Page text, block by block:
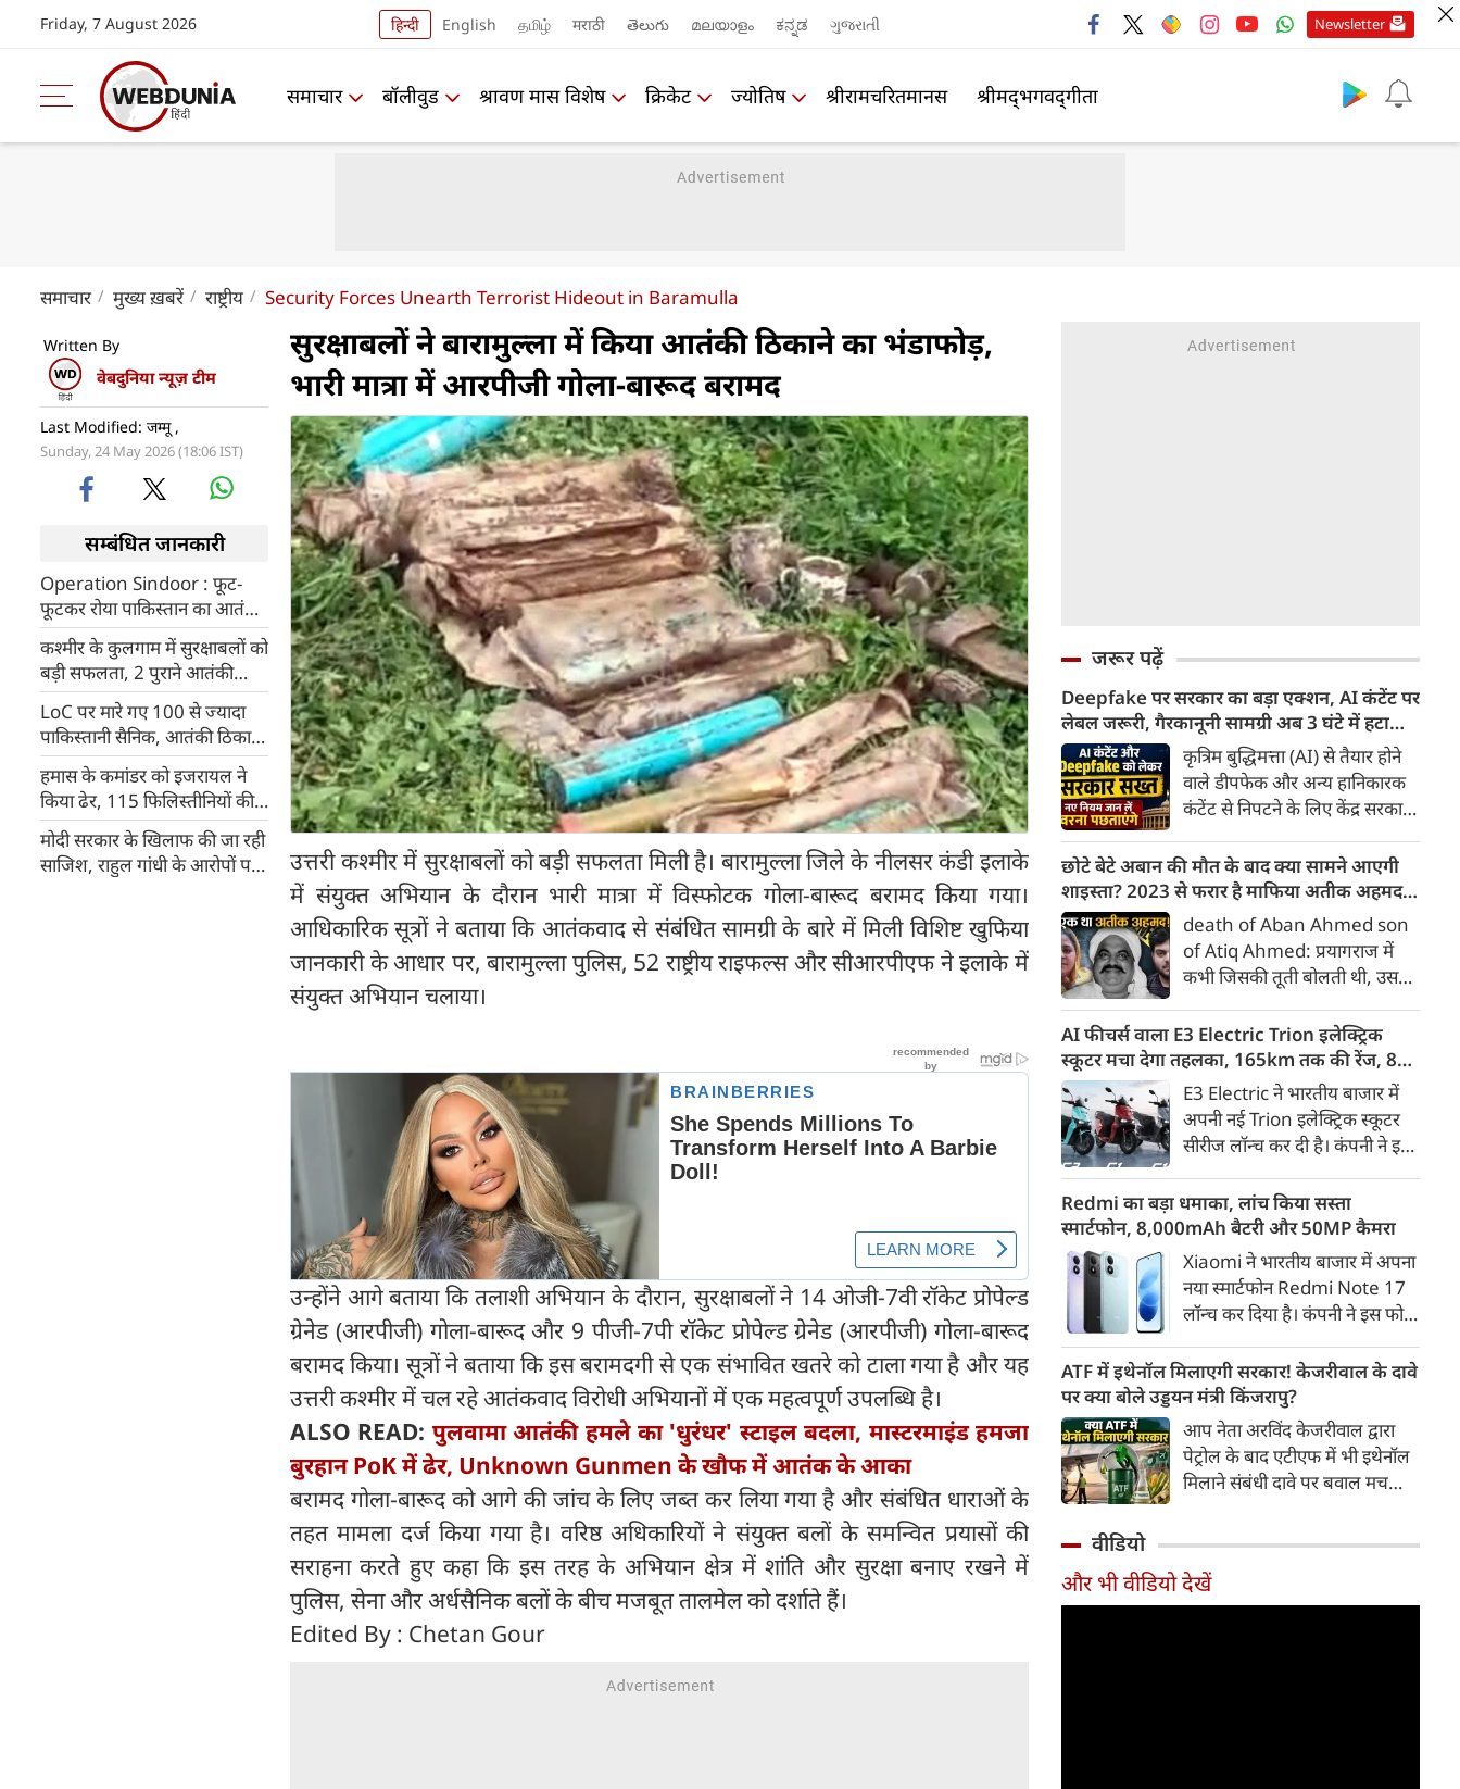
Friday, 7 August 2026 हिन्दी English தமிழ் मराठी తెలుగు മലയാളം ಕನ್ನಡ ગુજરાતી Newsletter
समाचार बॉलीवुड श्रावण मास विशेष क्रिकेट ज्योतिष श्रीरामचरितमानस श्रीमद्‍भगवद्‍गीता
समाचार मुख्य ख़बरें राष्ट्रीय Security Forces Unearth Terrorist Hideout in Baramulla
Written By
वेबदुनिया न्यूज़ टीम
Last Modified: जम्‍मू ,
Sunday, 24 May 2026 (18:06 IST)
सम्बंधित जानकारी
Operation Sindoor : फूट-
फूटकर रोया पाकिस्तान का आतंकी
मसूद अजहर, मारे गए परिवार के
10 लोग
कश्मीर के कुलगाम में सुरक्षाबलों को
बड़ी सफलता, 2 पुराने आतंकी
ठिकानों का भंडाफोड़
LoC पर मारे गए 100 से ज्यादा
पाकिस्तानी सैनिक, आतंकी ठिकाने
कैसे हुए तबाह, DGMO घई ने
बताई Operation Sindoor की
पूरी कहानी
हमास के कमांडर को इजरायल ने
किया ढेर, 115 फिलिस्तीनियों की
हत्या, 75 आतंकी ठिकाने तबाह
मोदी सरकार के खिलाफ की जा रही
साजिश, राहुल गांधी के आरोपों पर
सुरक्षाबलों ने बारामुल्‍ला में किया आतंकी ठिकाने का भंडाफोड़,
भारी मात्रा में आरपीजी गोला-बारूद बरामद
उत्तरी कश्मीर में सुरक्षाबलों को बड़ी सफलता मिली है। बारामुल्‍ला जिले के नीलसर कंडी इलाके
में संयुक्त अभियान के दौरान भारी मात्रा में विस्फोटक गोला-बारूद बरामद किया गया।
आधिकारिक सूत्रों ने बताया कि आतंकवाद से संबंधित सामग्री के बारे में मिली विशिष्ट खुफिया
जानकारी के आधार पर, बारामुल्‍ला पुलिस, 52 राष्ट्रीय राइफल्स और सीआरपीएफ ने इलाके में
संयुक्त अभियान चलाया।
उन्होंने आगे बताया कि तलाशी अभियान के दौरान, सुरक्षाबलों ने 14 ओजी-7वी रॉकेट प्रोपेल्ड
ग्रेनेड (आरपीजी) गोला-बारूद और 9 पीजी-7पी रॉकेट प्रोपेल्ड ग्रेनेड (आरपीजी) गोला-बारूद
बरामद किया। सूत्रों ने बताया कि इस बरामदगी से एक संभावित खतरे को टाला गया है और यह
उत्तरी कश्मीर में चल रहे आतंकवाद विरोधी अभियानों में एक महत्वपूर्ण उपलब्धि है।
ALSO READ: पुलवामा आतंकी हमले का 'धुरंधर' स्टाइल बदला, मास्टरमाइंड हमजा
बुरहान PoK में ढेर, Unknown Gunmen के खौफ में आतंक के आका
बरामद गोला-बारूद को आगे की जांच के लिए जब्त कर लिया गया है और संबंधित धाराओं के
तहत मामला दर्ज किया गया है। वरिष्ठ अधिकारियों ने संयुक्त बलों के समन्वित प्रयासों की
सराहना करते हुए कहा कि इस तरह के अभियान क्षेत्र में शांति और सुरक्षा बनाए रखने में
पुलिस, सेना और अर्धसैनिक बलों के बीच मजबूत तालमेल को दर्शाते हैं।
Edited By : Chetan Gour
जरूर पढ़ें
Deepfake पर सरकार का बड़ा एक्शन, AI कंटेंट पर
लेबल जरूरी, गैरकानूनी सामग्री अब 3 घंटे में हटानी
होगी, नए नियम जान लें वरना पछताएंगे
कृत्रिम बुद्धिमत्ता (AI) से तैयार होने
वाले डीपफेक और अन्य हानिकारक
कंटेंट से निपटने के लिए केंद्र सरकार
किया है। सरकार ने AI से तैयार कंटेंट
पर स्पष्ट लेबल और पहचान योग्य
मेटाडेटा उपलब्ध कराना अनिवार्य
किया है। साथ ही, सरकारी या
न्यायालय के आदेश के आधार पर
गैरकानूनी जानकारी हटाने की
समयसीमा 36 घंटे से घटाकर 3 घंटे
कर दी गई है।
छोटे बेटे अबान की मौत के बाद क्या सामने आएगी
शाइस्ता? 2023 से फरार है माफिया अतीक अहमद
की पत्नी
death of Aban Ahmed son
of Atiq Ahmed: प्रयागराज में
कभी जिसकी तूती बोलती थी, उस
अहमद के कुनबे पर कानून और
किस्मत की दोहरी मार पड़ रही है।
जिस झांसी जिले में अप्रैल 2023 में
अतीक के एनकाउंटर में मारे गए बेटे
असद की सांसें थमी थीं, उसी झांसी में
अब उसके छोटे बेटे अबान की भीषण
सड़क दुर्घटना में जान चली गई है।
AI फीचर्स वाला E3 Electric Trion इलेक्ट्रिक
स्कूटर मचा देगा तहलका, 165km तक की रेंज, 8
साल की बैटरी वारंटी, कीमत जानेंगे तो हो जाएंगे
हैरान
E3 Electric ने भारतीय बाजार में
अपनी नई Trion इलेक्ट्रिक स्कूटर
सीरीज लॉन्च कर दी है। कंपनी ने इसे
पेश किया है। Trion की शुरुआती
कीमत 99,999 रुपए (एक्स-शोरूम,
बेंगलुरु) रखी गई है। फिलहाल इसकी
बुकिंग बेंगलुरु के ग्राहकों के लिए
कंपनी की आधिकारिक वेबसाइट के
जरिए शुरू की गई है। आने वाले समय
में इसे दूसरे शहरों में भी उपलब्ध
कराया जाएगा।
Redmi का बड़ा धमाका, लांच किया सस्ता
स्मार्टफोन, 8,000mAh बैटरी और 50MP कैमरा
Xiaomi ने भारतीय बाजार में अपना
नया स्मार्टफोन Redmi Note 17
लॉन्च कर दिया है। कंपनी ने इस फोन
डिस्प्ले, 8,000mAh की बड़ी बैटरी
और Qualcomm Snapdragon
चिपसेट के साथ पेश किया है। फोन में
50MP का मेन कैमरा दिया गया है।
इसके अलावा Redmi Note 17 में
Corning Gorilla Glass 7i
चेसिस जैसे फीचर्स मिलते हैं।
ATF में इथेनॉल मिलाएगी सरकार! केजरीवाल के दावे
पर क्या बोले उड्डयन मंत्री किंजरापु?
आप नेता अरविंद केजरीवाल द्वारा
पेट्रोल के बाद एटीएफ में भी इथेनॉल
मिलाने संबंधी दावे पर बवाल मच
इथेनॉल मिलाने की कोई योजना नहीं
है।
वीडियो
और भी वीडियो देखें